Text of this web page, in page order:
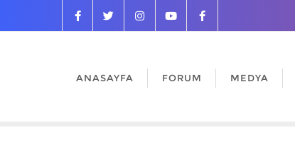
ANASAYFA FORUM MEDYA